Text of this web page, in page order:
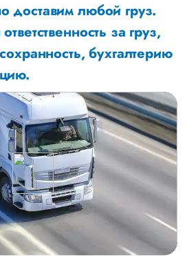
доставим любой груз.
за груз,
бухгалтерию